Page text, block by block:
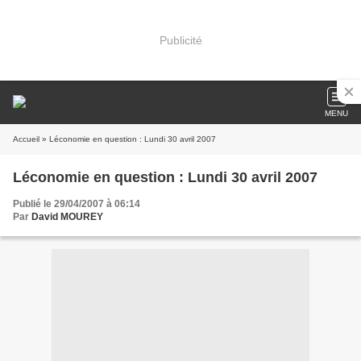
Publicité
MENU
Accueil » Léconomie en question : Lundi 30 avril 2007
Léconomie en question : Lundi 30 avril 2007
Publié le 29/04/2007 à 06:14
Par David MOUREY